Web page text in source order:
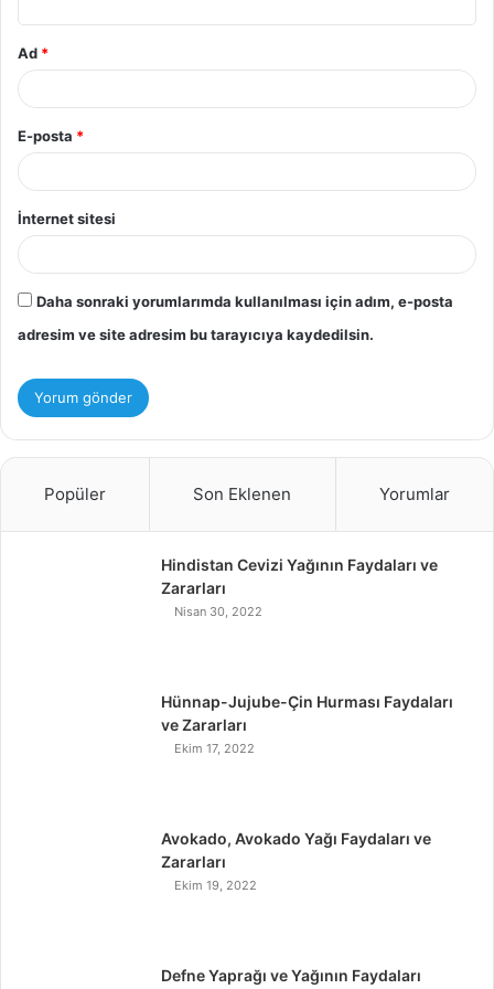
Ad *
E-posta *
İnternet sitesi
Daha sonraki yorumlarımda kullanılması için adım, e-posta
adresim ve site adresim bu tarayıcıya kaydedilsin.
Popüler Son Eklenen Yorumlar
Hindistan Cevizi Yağının Faydaları ve
Zararları
Nisan 30, 2022
Hünnap-Jujube-Çin Hurması Faydaları
ve Zararları
Ekim 17, 2022
Avokado, Avokado Yağı Faydaları ve
Zararları
Ekim 19, 2022
Defne Yaprağı ve Yağının Faydaları